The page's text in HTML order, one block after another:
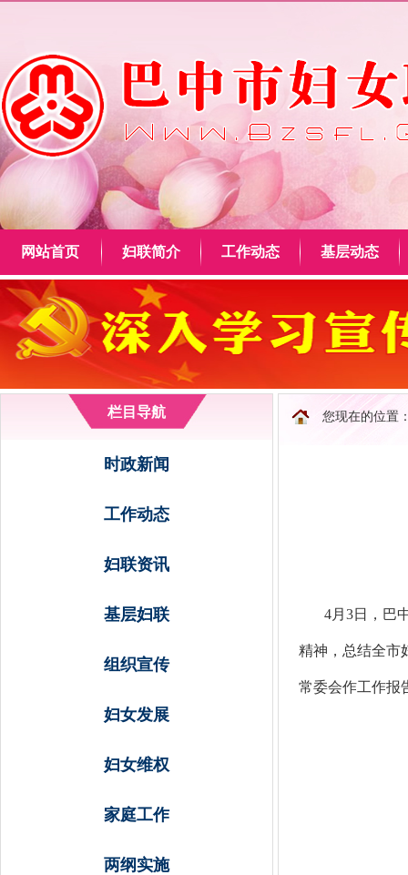
网站首页 妇联简介 工作动态 基层动态
栏目导航
时政新闻
工作动态
妇联资讯
基层妇联
组织宣传
妇女发展
妇女维权
家庭工作
两纲实施
您现在的位置
4月3日，巴
精神，总结全市
常委会作工作报